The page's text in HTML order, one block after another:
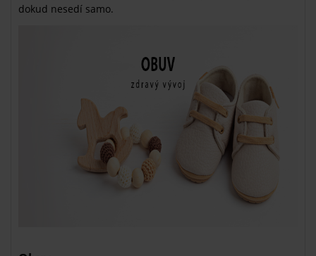
dokud nesedí samo.